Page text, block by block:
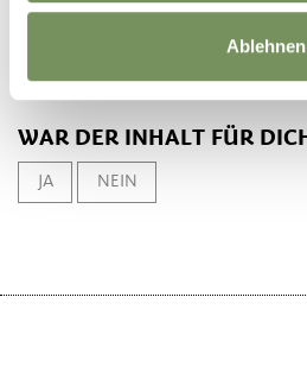
Ablehnen
WAR DER INHALT FÜR
JA NEIN